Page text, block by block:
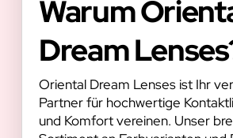
Warum
Dream
Oriental Dream Lenses ist Ihr
Partner für hochwertige
und Komfort vereinen. Unser